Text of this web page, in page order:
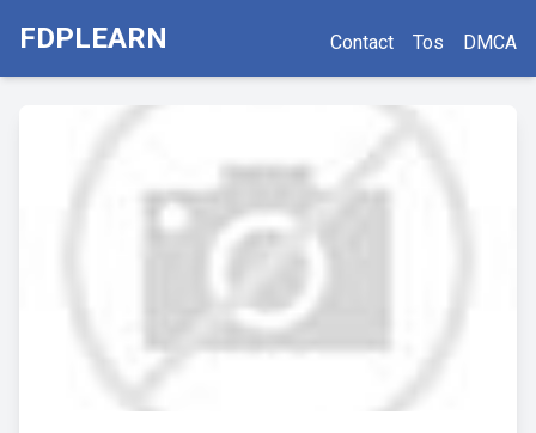
FDPLEARN Contact Tos DMCA